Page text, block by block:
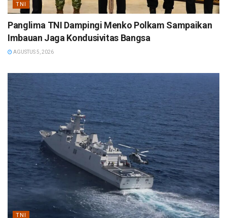
TNI
Panglima TNI Dampingi Menko Polkam Sampaikan
Imbauan Jaga Kondusivitas Bangsa
AGUSTUS 5, 2026
TNI